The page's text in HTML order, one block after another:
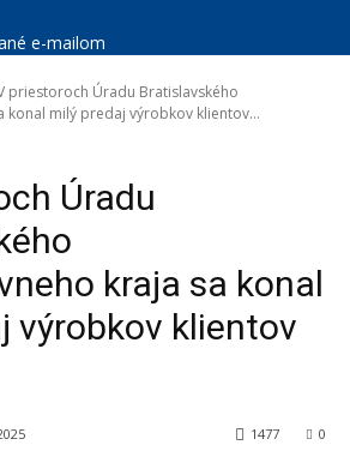
e-mailom
priestoroch Úradu Bratislavského
konal milý predaj výrobkov klientov...
Úradu
kraja sa konal
výrobkov klientov
0
1477